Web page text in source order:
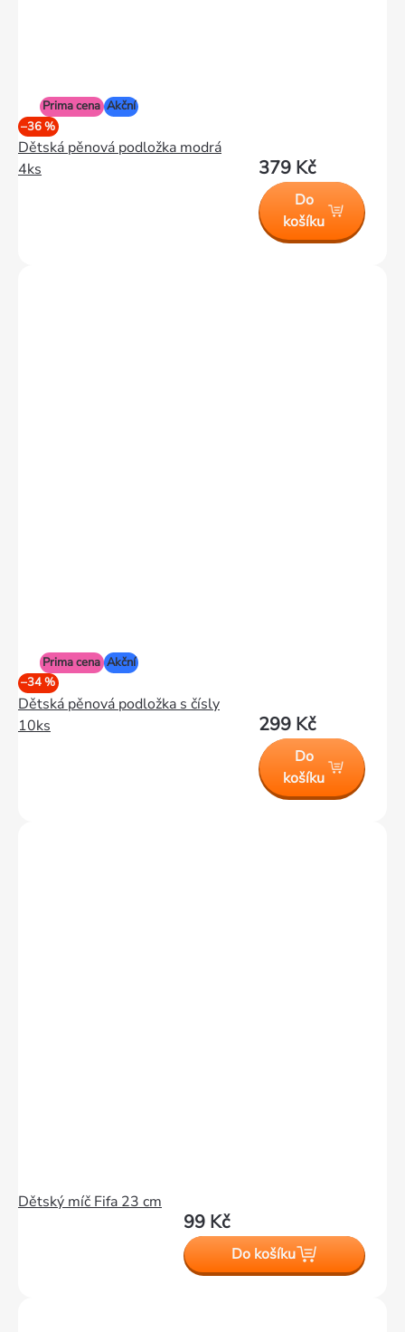
Prima cena Akční
–36 %
Dětská pěnová podložka modrá
4ks
379 Kč
Do
košíku
Prima cena Akční
–34 %
Dětská pěnová podložka s čísly
10ks
299 Kč
Do
košíku
Dětský míč Fifa 23 cm
99 Kč
Do košíku